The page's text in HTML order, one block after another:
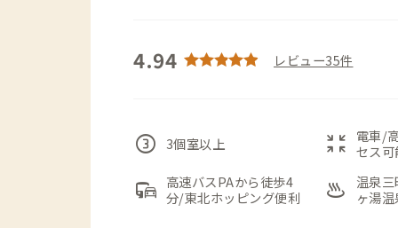
4.94 レビュー35件
counter_3 3個室以上 zoom_in_map
電車/
セス可
commute 高速バスPAから徒歩4
分/東北ホッピング便利
onsen
温泉
ヶ湯